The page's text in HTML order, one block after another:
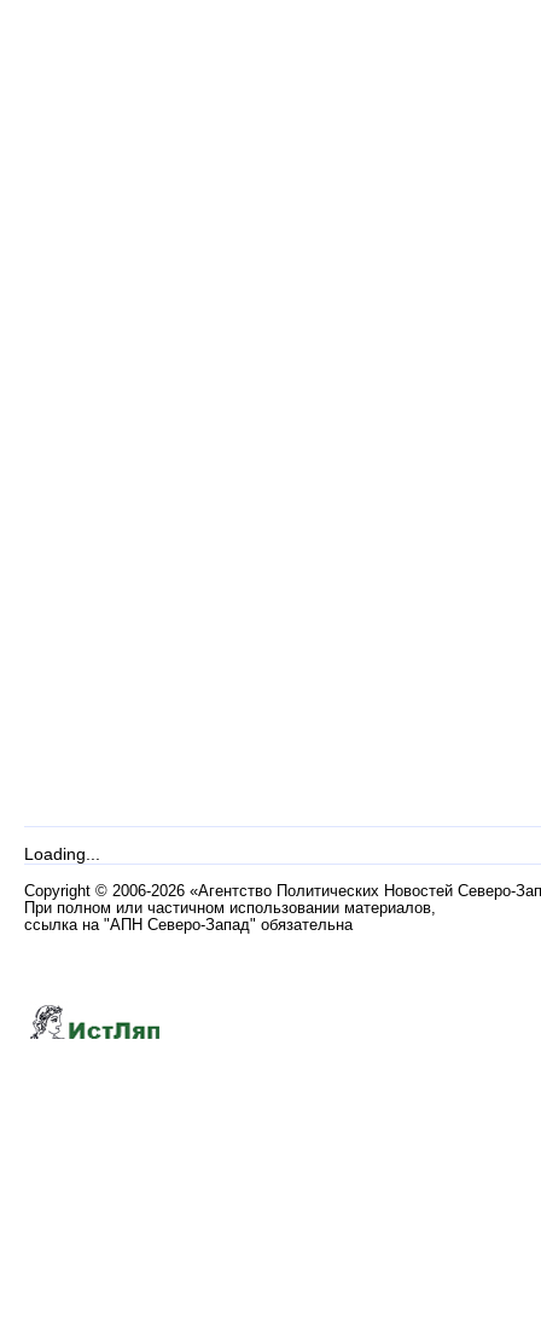
Loading...
Copyright © 2006-2026 «Агентство Политических Новостей Северо-
При полном или частичном использовании материалов,
ссылка на "АПН Северо-Запад" обязательна